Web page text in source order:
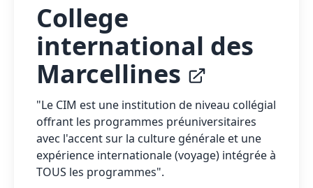
College
international des
Marcellines
"Le CIM est une institution de niveau collégial
offrant les programmes préuniversitaires
avec l'accent sur la culture générale et une
expérience internationale (voyage) intégrée à
TOUS les programmes".